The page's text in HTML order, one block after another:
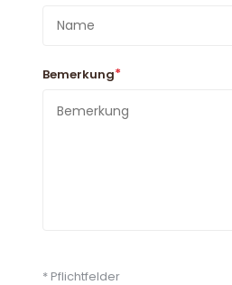
Bemerkung*
* Pflichtfelder